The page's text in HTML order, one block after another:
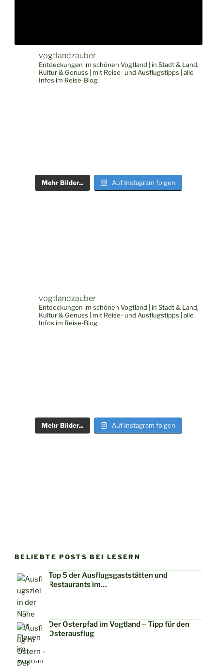
vogtlandzauber
Entdeckungen im schönen Vogtland | in Stadt & Land,
Kultur & Genuss | mit Reise- und Ausflugstipps | alle
Infos im Reise-Blog:
Mehr Bilder... Auf Instagram folgen
vogtlandzauber
Entdeckungen im schönen Vogtland | in Stadt & Land,
Kultur & Genuss | mit Reise- und Ausflugstipps | alle
Infos im Reise-Blog:
Mehr Bilder... Auf Instagram folgen
BELIEBTE POSTS BEI LESERN
Top 5 der Ausflugsgaststätten und
Restaurants im…
Der Osterpfad im Vogtland – Tipp für den
Osterausflug